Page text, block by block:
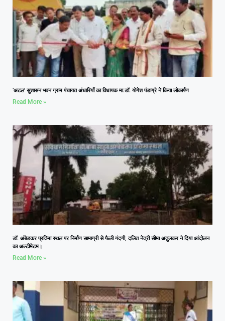
‘अटल’ सुशासन भवन ग्राम पंचायत अंधारियाँ का विधायक मा.डॉ. योगेश पंडाग्रे ने किया लोकार्पण
Read More »
डॉ. अंबेडकर प्रतिमा स्थल पर निर्माण सामाग्री से फैली गंदगी, दलित नेत्री सीमा अतुलकर ने दिया आंदोलन
का अल्टीमेटम।
Read More »